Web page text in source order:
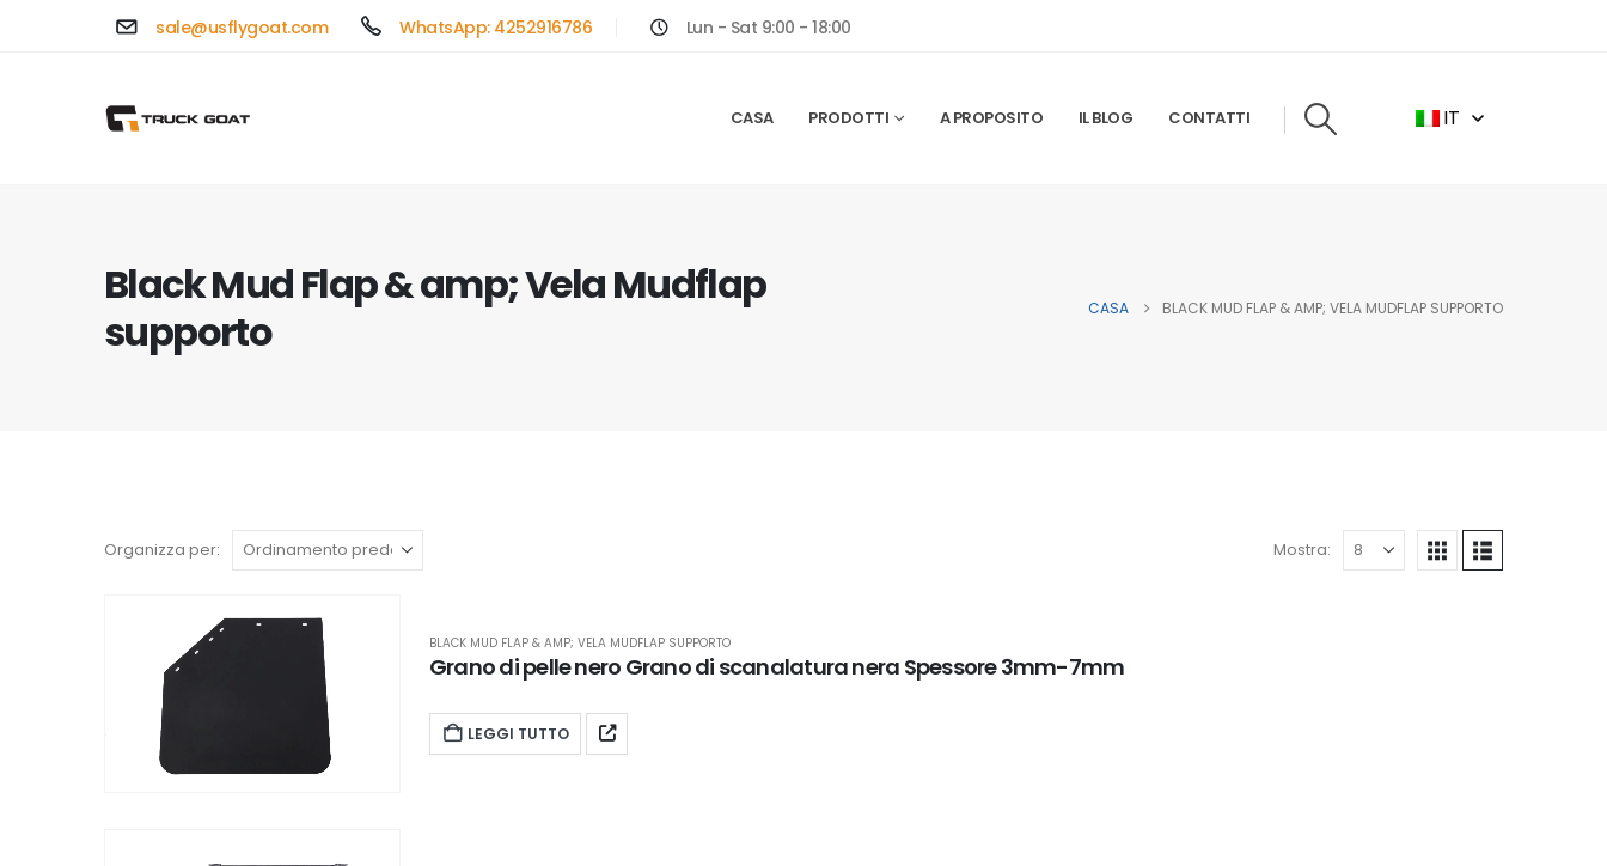
sale@usflygoat.com WhatsApp: 4252916786 Lun - Sat 9:00 - 18:00
CASA PRODOTTI A PROPOSITO IL BLOG CONTATTI IT
Black Mud Flap & amp; Vela Mudflap
supporto
CASA BLACK MUD FLAP & AMP; VELA MUDFLAP SUPPORTO
Organizza per: Mostra:
BLACK MUD FLAP & AMP; VELA MUDFLAP SUPPORTO
Grano di pelle nero Grano di scanalatura nera Spessore 3mm-7mm
LEGGI TUTTO